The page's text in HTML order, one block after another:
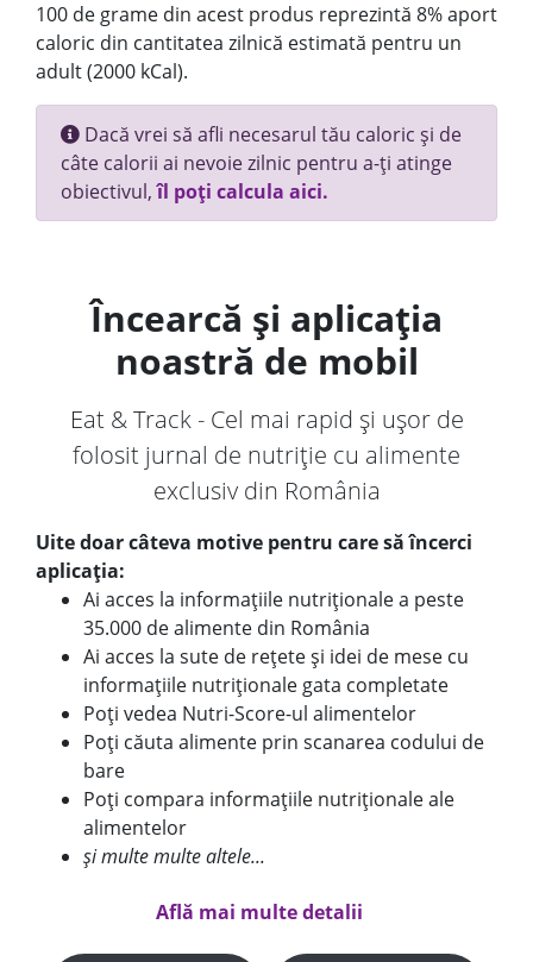
100 de grame din acest produs reprezintă 8% aport
caloric din cantitatea zilnică estimată pentru un
adult (2000 kCal).
Dacă vrei să afli necesarul tău caloric și de
câte calorii ai nevoie zilnic pentru a-ți atinge
obiectivul,îl poți calcula aici.
Încearcă și aplicația
noastră de mobil
Eat & Track - Cel mai rapid și ușor de
folosit jurnal de nutriție cu alimente
exclusiv din România
Uite doar câteva motive pentru care să încerci
aplicația:
Ai acces la informațiile nutriționale a peste
35.000 de alimente din România
Ai acces la sute de rețete și idei de mese cu
informațiile nutriționale gata completate
Poți vedea Nutri-Score-ul alimentelor
Poți căuta alimente prin scanarea codului de
bare
Poți compara informațiile nutriționale ale
alimentelor
și multe multe altele...
Află mai multe detalii